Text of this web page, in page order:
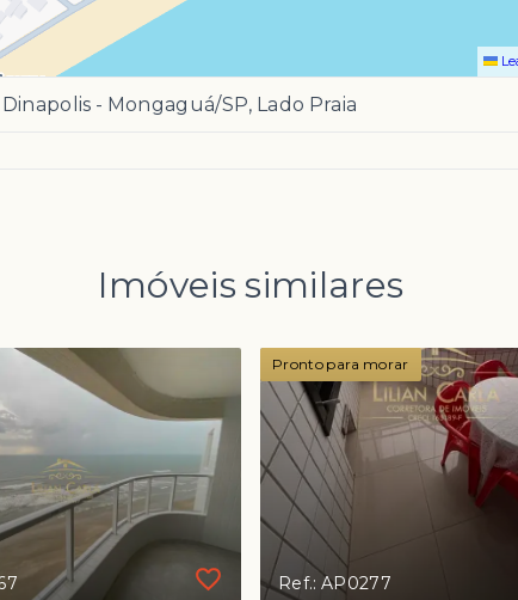
- Mongaguá/SP, Lado Praia
Imóveis similares
Pronto para morar
Ref.: AP0277